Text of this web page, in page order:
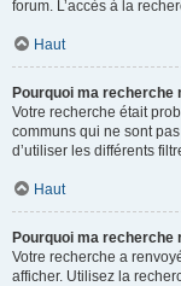
forum. L’accès à la
Haut
Pourquoi ma recherche
Votre recherche était
communs qui ne sont
d’utiliser les différents
Haut
Pourquoi ma recherche
Votre recherche a
afficher. Utilisez la